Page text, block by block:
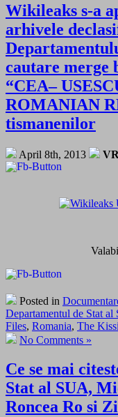
Wikileaks s-a
arhivele
cautare merge
“CEA–
ROMANIAN
tismanenilor
April 8th, 2013 VR
Posted in
Departamentul de Stat al
Files, Romania, The
No Comments »
Ce se mai
Stat al SUA,
Roncea Ro si